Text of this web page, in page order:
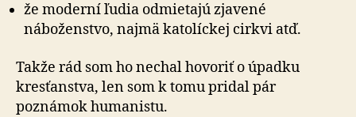
že moderní ľudia odmietajú zjavené
náboženstvo, najmä katolíckej cirkvi atď.
Takže rád som ho nechal hovoriť o úpadku
kresťanstva, len som k tomu pridal pár
poznámok humanistu.